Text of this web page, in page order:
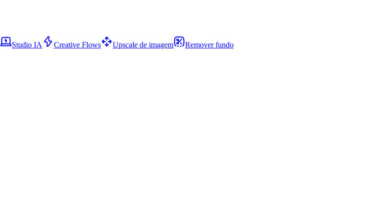
Studio IA Creative Flows Upscale de imagem
Remover fundo